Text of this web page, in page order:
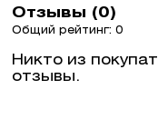
Отзывы (0)
Общий рейтинг: 0
Никто из
отзывы.